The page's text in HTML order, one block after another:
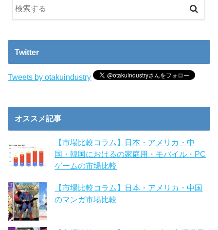
Twitter
Tweets by otakuindustry
オススメ記事
【市場比較コラム】日本・アメリカ・中
国・韓国におけるの家庭用・モバイル・PC
ゲームの市場比較
【市場比較コラム】日本・アメリカ・中国
のマンガ市場比較